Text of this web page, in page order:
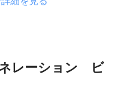
レーション ビ